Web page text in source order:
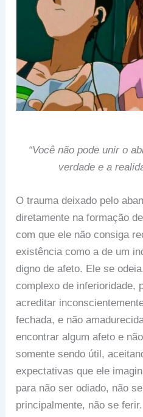
“Você não pode unir o
verdade e a
O trauma deixado pelo
diretamente na formação
com que ele não consiga
existência como a de um
digno de afeto. Ele se
complexo de inferioridade,
acreditar
fechada, e não
encontrar algum afeto e
somente sendo útil,
expectativas que ele
para não ser odiado, não
principalmente, não se ferir.